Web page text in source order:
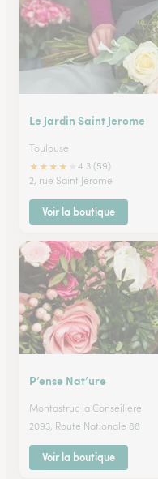
Le Jardin Saint Jerome
Toulouse
★★★★
4.3 (59)
2, rue Saint Jérome
Voir la boutique
P’ense Nat’ure
Montastruc la Conseillere
2093, Route Nationale 88
Voir la boutique